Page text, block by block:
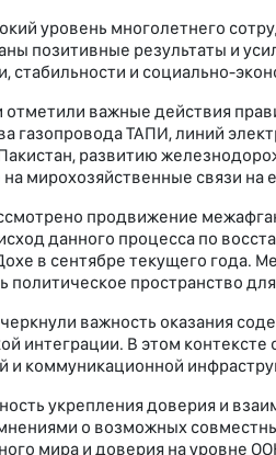
уровень многолетнего
позитивные результаты и
стабильности и социально-
важные действия
газопровода ТАПИ, линий
развитию
мирохозяйственные связи на
продвижение
данного процесса по
в сентябре текущего года.
политическое пространство
важность оказания
интеграции. В этом
и коммуникационной
укрепления доверия и
о возможных
мира и доверия на уровне